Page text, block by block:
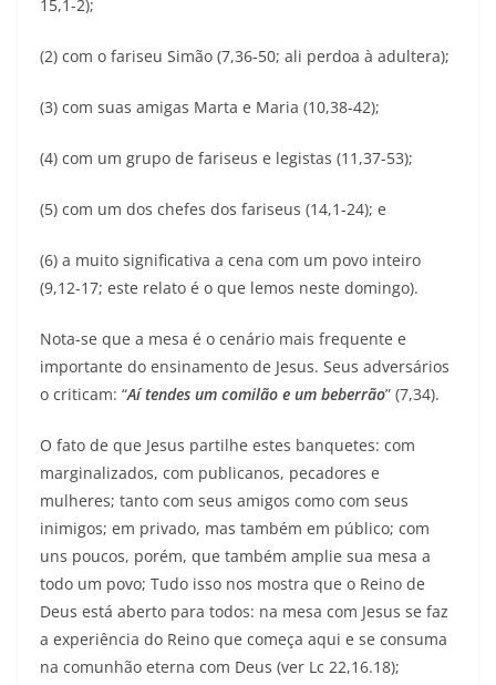
15,1-2);
(2) com o fariseu Simão (7,36-50; ali perdoa à adultera);
(3) com suas amigas Marta e Maria (10,38-42);
(4) com um grupo de fariseus e legistas (11,37-53);
(5) com um dos chefes dos fariseus (14,1-24); e
(6) a muito significativa a cena com um povo inteiro
(9,12-17; este relato é o que lemos neste domingo).
Nota-se que a mesa é o cenário mais frequente e
importante do ensinamento de Jesus. Seus adversários
o criticam: “Aí tendes um comilão e um beberrão” (7,34).
O fato de que Jesus partilhe estes banquetes: com
marginalizados, com publicanos, pecadores e
mulheres; tanto com seus amigos como com seus
inimigos; em privado, mas também em público; com
uns poucos, porém, que também amplie sua mesa a
todo um povo; Tudo isso nos mostra que o Reino de
Deus está aberto para todos: na mesa com Jesus se faz
a experiência do Reino que começa aqui e se consuma
na comunhão eterna com Deus (ver Lc 22,16.18);